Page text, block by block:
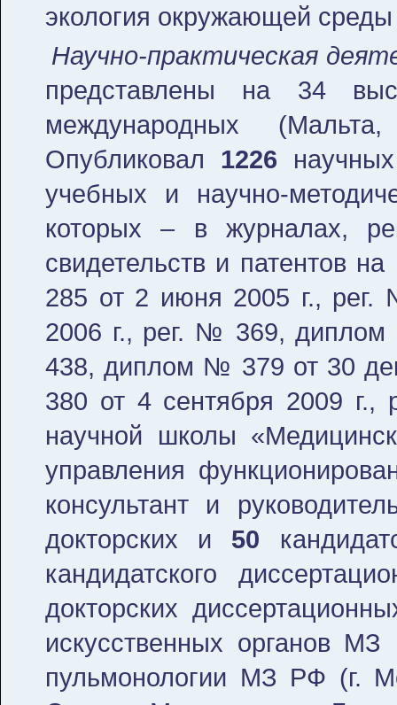
экология окружающей среды
Научно-практическая
представлены на 34
международных
Опубликовал 1226
учебных и научно-
которых – в журналах,
свидетельств и патентов
285 от 2 июня 2005 г.,
2006 г., рег. № 369,
438, диплом № 379 от 30
380 от 4 сентября 2009 г.,
научной школы
управления
консультант и
докторских и 50
кандидатского
докторских
искусственных органов
пульмонологии МЗ РФ (г.